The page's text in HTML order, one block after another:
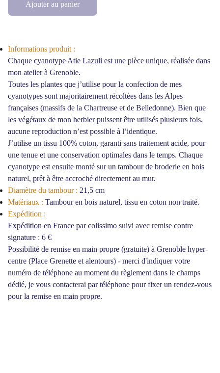
Ajouter au panier
Informations produit :
Chaque cyanotype Atie Lazuli est une pièce unique, réalisée dans
mon atelier à Grenoble.
Toutes les plantes que j’utilise pour la confection de mes
cyanotypes sont majoritairement récoltées dans les Alpes
françaises (massifs de la Chartreuse et de Belledonne). Bien que
les végétaux de mon herbier puissent être utilisés plusieurs fois,
aucune reproduction n’est possible à l’identique.
J’utilise un tissu 100% coton, garanti sans traitement acide, pour
une tenue et une conservation optimales dans le temps. Chaque
cyanotype est ensuite monté sur un tambour de broderie en bois
naturel, prêt à être accroché directement au mur.
Diamètre du tambour : 21,5 cm
Matériaux : Tambour en bois naturel, tissu en coton non traité.
Expédition :
Expédition en France par colissimo suivi avec remise contre
signature : 6 €
Possibilité de remise en main propre (gratuite) à Grenoble hyper-
centre (Place Grenette et alentours) - merci d'indiquer votre
numéro de téléphone au moment du règlement dans le champs
dédié, je vous contacterai par téléphone pour fixer un rendez-vous
pour la remise en main propre.